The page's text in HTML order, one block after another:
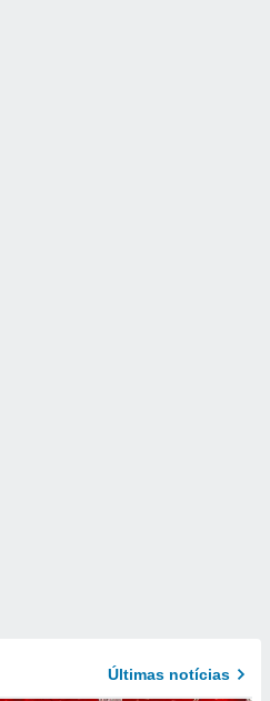
Últimas notícias